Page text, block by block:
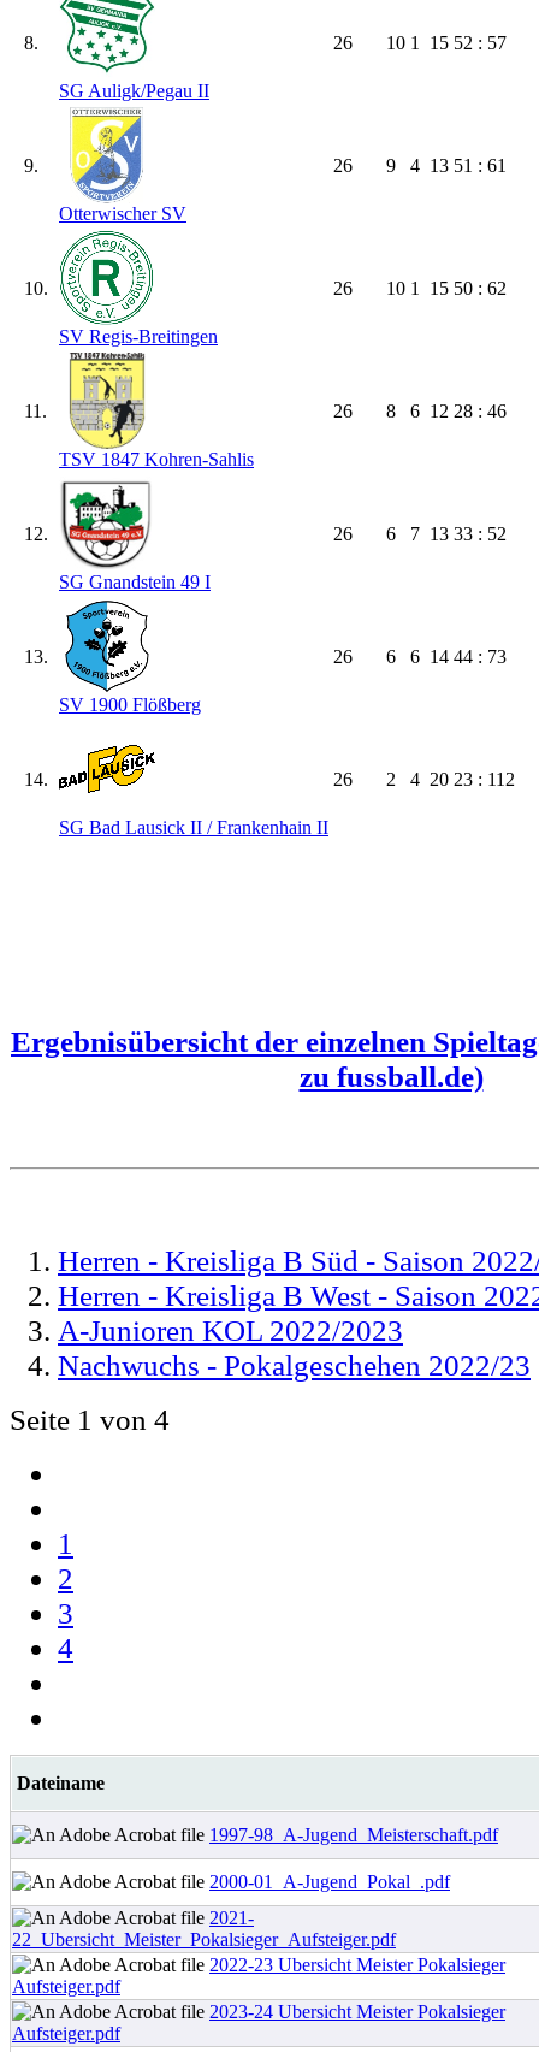
8.
SG Auligk/​Pegau II
26 10 1 15 52 : 57
9.
Otterwischer SV
26 9 4 13 51 : 61
10.
SV Regis-Breitingen
26 10 1 15 50 : 62
11.
TSV 1847 Kohren-Sahlis
26 8 6 12 28 : 46
12.
SG Gnandstein 49 I
26 6 7 13 33 : 52
13.
SV 1900 Flößberg
26 6 6 14 44 : 73
14.
SG Bad Lausick II /​ Frankenhain II
26 2 4 20 23 : 112
Ergebnisübersicht der einzelnen
zu fussball.de)
Herren - Kreisliga B Süd - Saison
Herren - Kreisliga B West - Saison
A-Junioren KOL 2022/2023
Nachwuchs - Pokalgeschehen 2022/23
Seite 1 von 4
1
2
3
4
Dateiname
1997-98_A-Jugend_Meisterschaft.pdf
2000-01_A-Jugend_Pokal_.pdf
2021-
22_Ubersicht_Meister_Pokalsieger_Aufsteiger.pdf
2022-23 Ubersicht Meister Pokalsieger
Aufsteiger.pdf
2023-24 Ubersicht Meister Pokalsieger
Aufsteiger.pdf